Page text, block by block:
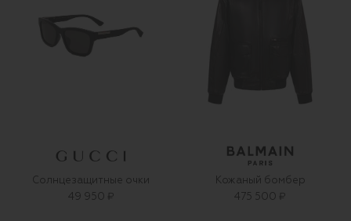
Солнцезащитные очки
49 950 ₽
Кожаный бомбер
475 500 ₽